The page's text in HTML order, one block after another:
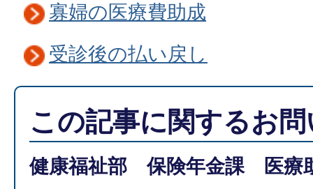
寡婦の医療費助成
受診後の払い戻し
この記事に関するお
健康福祉部 保険年金課 医療